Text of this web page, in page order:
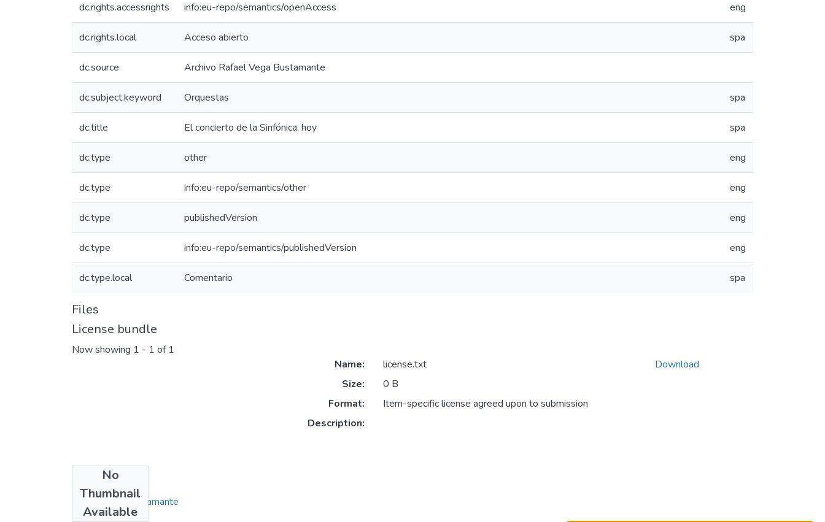
dc.rights.accessrights info:eu-repo/semantics/openAccess eng
dc.rights.local Acceso abierto spa
dc.source Archivo Rafael Vega Bustamante
dc.subject.keyword Orquestas spa
dc.title El concierto de la Sinfónica, hoy spa
dc.type other eng
dc.type info:eu-repo/semantics/other eng
dc.type publishedVersion eng
dc.type info:eu-repo/semantics/publishedVersion eng
dc.type.local Comentario spa
Files
License bundle
Now showing 1 - 1 of 1
No
Thumbnail
Available
Name:
license.txt
Size:
0 B
Format:
Item-specific license agreed upon to submission
Description:
Download
Collections
Rafael Vega Bustamante